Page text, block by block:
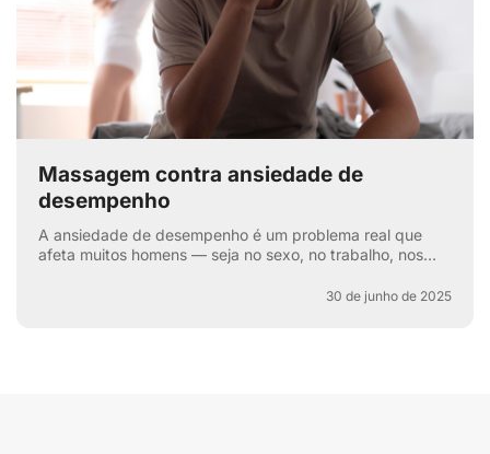
Massagem contra ansiedade de
desempenho
A ansiedade de desempenho é um problema real que
afeta muitos homens — seja no sexo, no trabalho, nos
30 de junho de 2025